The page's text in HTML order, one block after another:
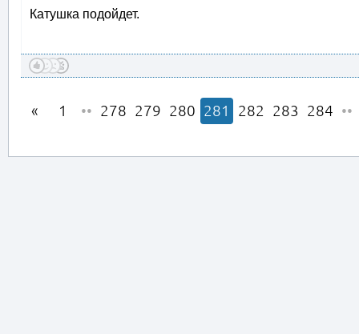
Катушка подойдет.
1 •• 278 279 280 281 282 283 284 ••